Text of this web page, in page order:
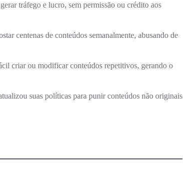
tráfego e lucro, sem permissão ou crédito aos
centenas de conteúdos semanalmente, abusando de
criar ou modificar conteúdos repetitivos, gerando o
suas políticas para punir conteúdos não originais